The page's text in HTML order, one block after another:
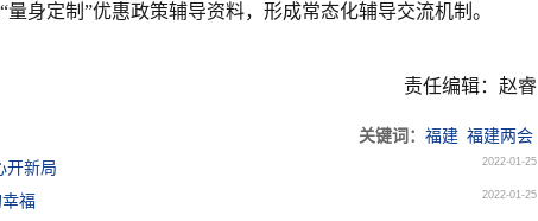
身定制”优惠政策辅导资料，形成常态化辅导交流机制。
责任编辑：赵睿
关键词： 福建 福建两会
开新局
2022-01-25
福 2022-01-25